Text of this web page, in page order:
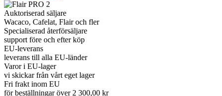
Auktoriserad säljare
Wacaco, Cafelat, Flair och fler
Specialiserad återförsäljare
support före och efter köp
EU-leverans
leverans till alla EU-länder
Varor i EU-lager
vi skickar från vårt eget lager
Fri frakt inom EU
för beställningar över 2 300,00 kr